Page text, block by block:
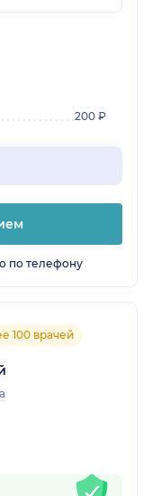
200 ₽
по телефону
100 врачей